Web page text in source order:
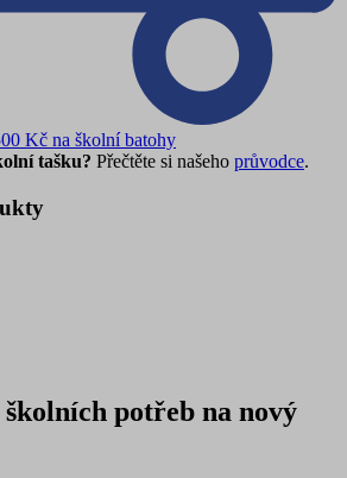
Kč na školní batohy
tašku? Přečtěte si našeho průvodce.
potřeb na nový